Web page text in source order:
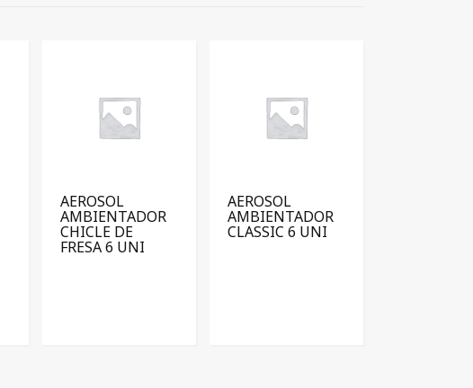
AEROSOL
AMBIENTADOR
CHICLE DE
FRESA 6 UNI
AEROSOL
AMBIENTADOR
CLASSIC 6 UNI